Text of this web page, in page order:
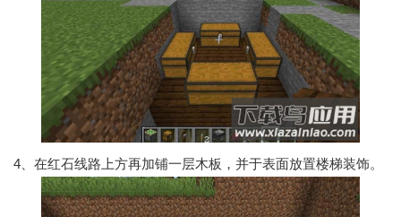
4、在红石线路上方再加铺一层木板，并于表面放置楼梯装饰。